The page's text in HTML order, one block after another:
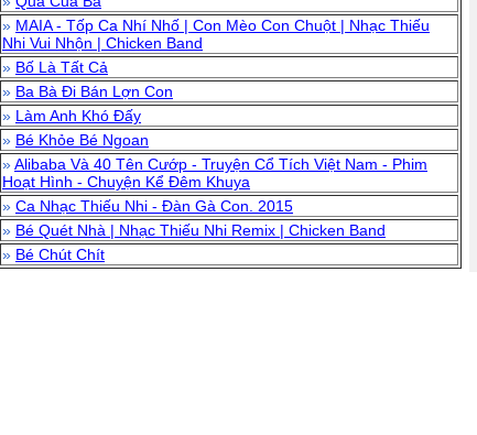
» MAIA - Tốp Ca Nhí Nhố | Con Mèo Con Chuột | Nhạc Thiếu
Nhi Vui Nhộn | Chicken Band
» Bố Là Tất Cả
» Ba Bà Đi Bán Lợn Con
» Làm Anh Khó Đấy
» Bé Khỏe Bé Ngoan
»Alibaba Và 40 Tên Cướp - Truyện Cổ Tích Việt Nam - Phim
Hoạt Hình - Chuyện Kể Đêm Khuya
» Ca Nhạc Thiếu Nhi - Đàn Gà Con. 2015
» Bé Quét Nhà | Nhạc Thiếu Nhi Remix | Chicken Band
» Bé Chút Chít